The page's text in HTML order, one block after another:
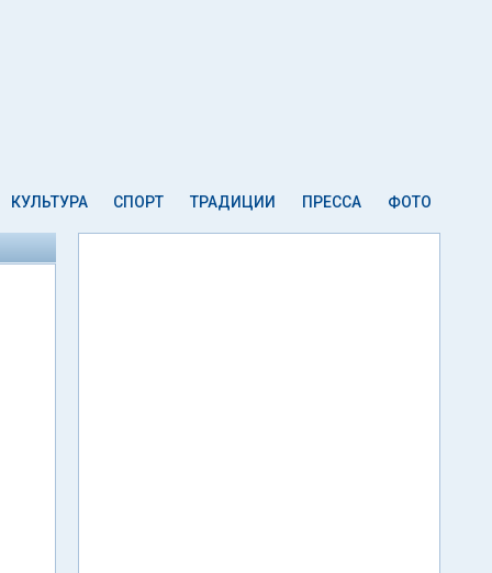
КУЛЬТУРА СПОРТ ТРАДИЦИИ ПРЕССА ФОТО